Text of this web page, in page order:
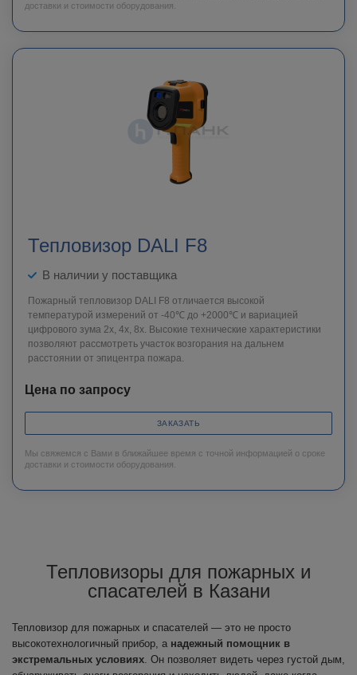
доставки и стоимости оборудования.
Тепловизор DALI F8
В наличии у поставщика
Пожарный тепловизор DALI F8 отличается высокой
температурой измерений от -40℃ до +2000℃ и вариацией
цифрового зума 2x, 4x, 8x. Высокие технические характеристики
позволяют рассмотреть участок возгорания на дальнем
расстоянии от эпицентра пожара.
Цена по запросу
ЗАКАЗАТЬ
Мы свяжемся с Вами в ближайшее время с точной информацией о сроке
доставки и стоимости оборудования.
Тепловизоры для пожарных и
спасателей в Казани
Тепловизор для пожарных и спасателей — это не просто
высокотехнологичный прибор, а надежный помощник в
экстремальных условиях. Он позволяет видеть через густой дым,